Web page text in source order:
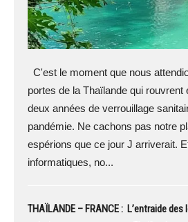
C'est le moment que nous
portes de la Thaïlande qui rouvrent
deux années de verrouillage
pandémie. Ne cachons pas notre
espérions que ce jour J arriverait.
informatiques, no...
THAÏLANDE – FRANCE : L’entraide